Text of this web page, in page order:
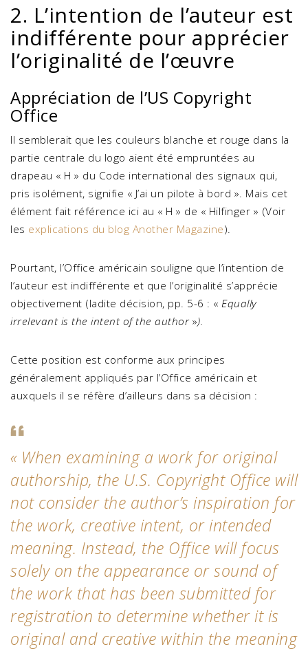
2. L’intention de l’auteur est
indifférente pour apprécier
l’originalité de l’œuvre
Appréciation de l’US Copyright
Office
Il semblerait que les couleurs blanche et rouge dans la
partie centrale du logo aient été empruntées au
drapeau « H » du Code international des signaux qui,
pris isolément, signifie « J’ai un pilote à bord ». Mais cet
élément fait référence ici au « H » de « Hilfinger » (Voir
les explications du blog Another Magazine).
Pourtant, l’Office américain souligne que l’intention de
l’auteur est indifférente et que l’originalité s’apprécie
objectivement (ladite décision, pp. 5-6 : « Equally
irrelevant is the intent of the author»).
Cette position est conforme aux principes
généralement appliqués par l’Office américain et
auxquels il se réfère d’ailleurs dans sa décision :
« When examining a work for original
authorship, the U.S. Copyright Office will
not consider the author’s inspiration for
the work, creative intent, or intended
meaning. Instead, the Office will focus
solely on the appearance or sound of
the work that has been submitted for
registration to determine whether it is
original and creative within the meaning